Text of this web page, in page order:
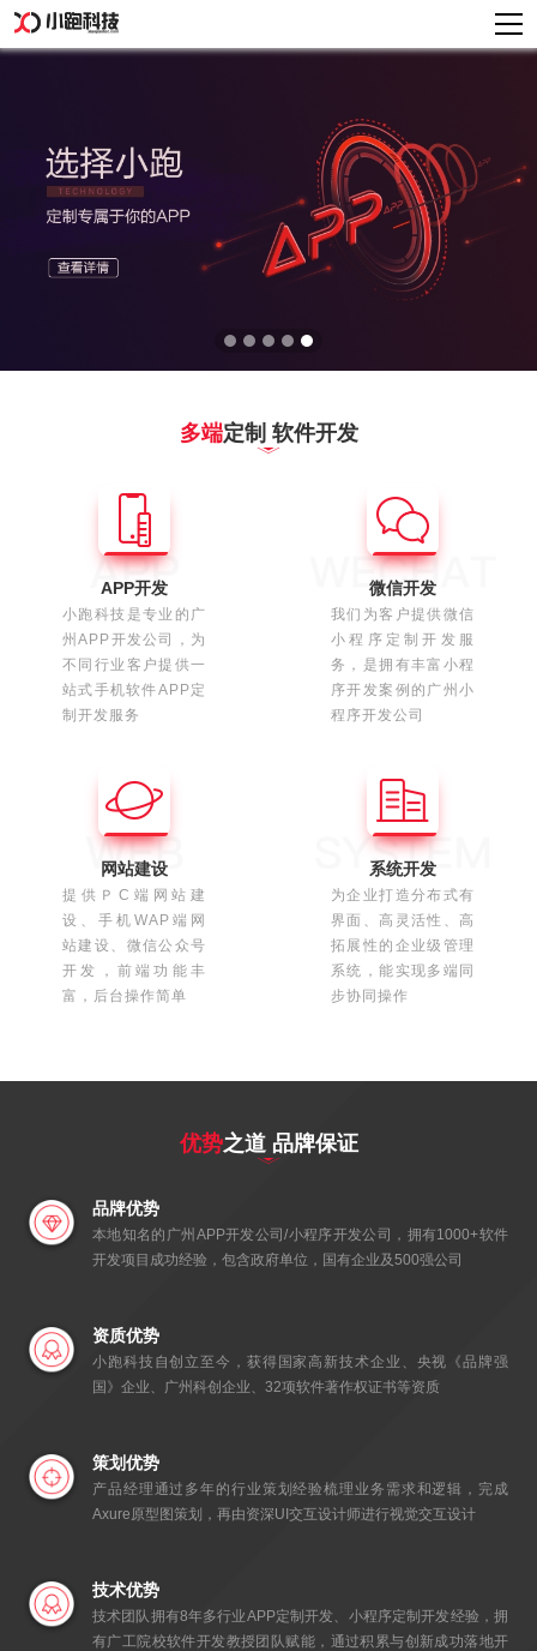
多端定制 软件开发
APP开发
小跑科技是专业的广
州APP开发公司，为
不同行业客户提供一
站式手机软件APP定
制开发服务
微信开发
我们为客户提供微信
小程序定制开发服
务，是拥有丰富小程
序开发案例的广州小
程序开发公司
网站建设
提供ＰC端网站建
设、手机WAP端网
站建设、微信公众号
开发，前端功能丰
富，后台操作简单
系统开发
为企业打造分布式有
界面、高灵活性、高
拓展性的企业级管理
系统，能实现多端同
步协同操作
优势之道 品牌保证
品牌优势
本地知名的广州APP开发公司/小程序开发公司，拥有1000+软件
开发项目成功经验，包含政府单位，国有企业及500强公司
资质优势
小跑科技自创立至今，获得国家高新技术企业、央视《品牌强
国》企业、广州科创企业、32项软件著作权证书等资质
策划优势
产品经理通过多年的行业策划经验梳理业务需求和逻辑，完成
Axure原型图策划，再由资深UI交互设计师进行视觉交互设计
技术优势
技术团队拥有8年多行业APP定制开发、小程序定制开发经验，拥
有广工院校软件开发教授团队赋能，通过积累与创新成功落地开